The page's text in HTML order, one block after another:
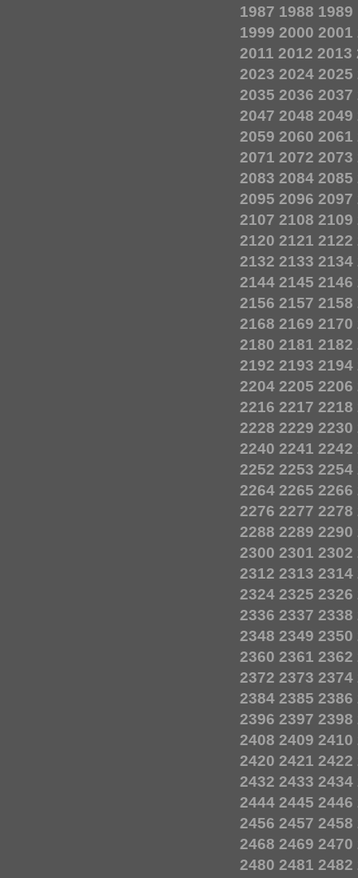
1987 1988 1989
1999 2000 2001
2011 2012 2013
2023 2024 2025
2035 2036 2037
2047 2048 2049
2059 2060 2061
2071 2072 2073
2083 2084 2085
2095 2096 2097
2107 2108 2109
2120 2121 2122
2132 2133 2134
2144 2145 2146
2156 2157 2158
2168 2169 2170
2180 2181 2182
2192 2193 2194
2204 2205 2206
2216 2217 2218
2228 2229 2230
2240 2241 2242
2252 2253 2254
2264 2265 2266
2276 2277 2278
2288 2289 2290
2300 2301 2302
2312 2313 2314
2324 2325 2326
2336 2337 2338
2348 2349 2350
2360 2361 2362
2372 2373 2374
2384 2385 2386
2396 2397 2398
2408 2409 2410
2420 2421 2422
2432 2433 2434
2444 2445 2446
2456 2457 2458
2468 2469 2470
2480 2481 2482